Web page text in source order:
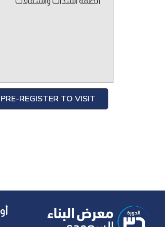
PRE-REGISTER TO VISIT